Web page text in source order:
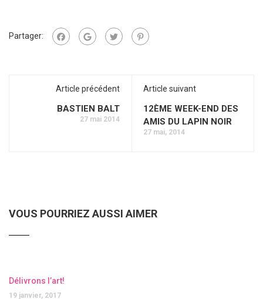
Partager:
Article précédent
BASTIEN BALT
27 mai 2014
Article suivant
12ÈME WEEK-END DES
AMIS DU LAPIN NOIR
27 mai, 2014
VOUS POURRIEZ AUSSI AIMER
Délivrons l’art!
19 janvier, 2017